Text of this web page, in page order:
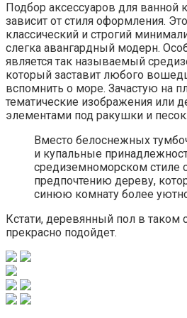
Подбор аксессуаров для
зависит от стиля оформления.
классический и строгий
слегка авангардный модерн.
является так называемый
который заставит любого
вспомнить о море. Зачастую на
тематические изображения или
элементами под ракушки и песок.
Вместо белоснежных
и купальные
средиземноморском стиле
предпочтению дереву,
синюю комнату более
Кстати, деревянный пол в таком
прекрасно подойдет.